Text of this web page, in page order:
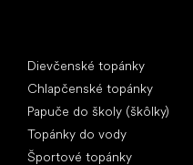
Dievčenské topánky
Chlapčenské topánky
Papuče do školy (škôlky)
Topánky do vody
Športové topánky